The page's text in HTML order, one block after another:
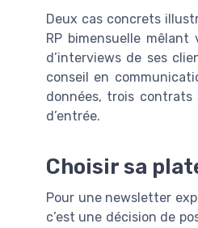
Deux cas concrets
RP bimensuelle
d’interviews de ses
conseil en
données, trois
d’entrée.
Choisir sa
Pour une newsletter
c’est une décision de